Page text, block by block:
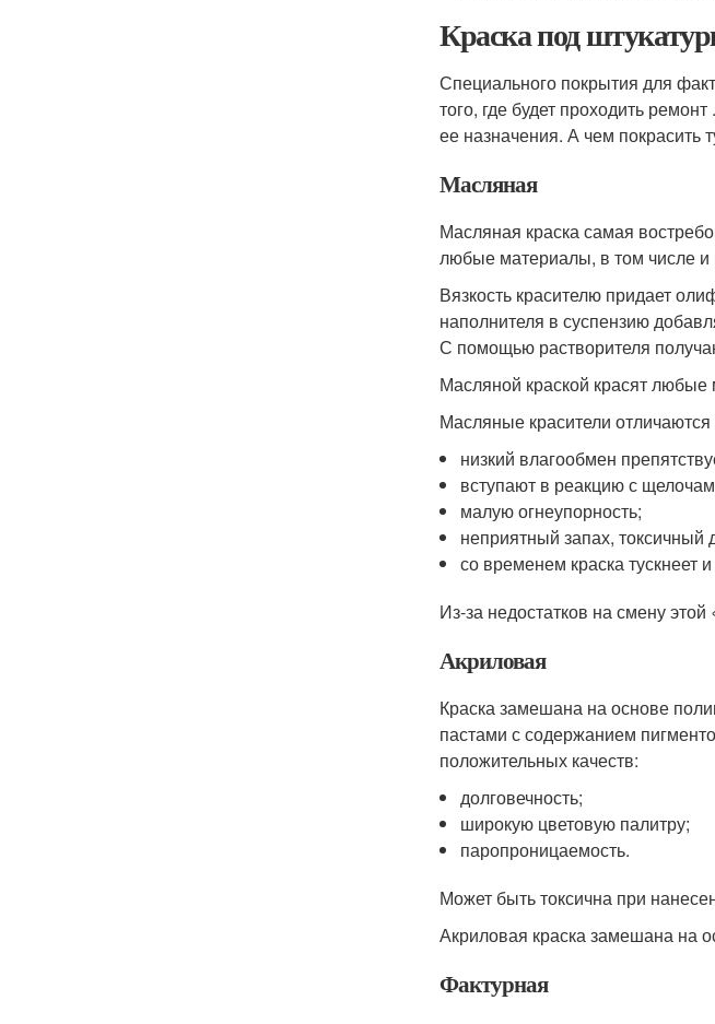
Краска под
Специального покрытия для
того, где будет проходить
ее назначения. А чем покрасить
Масляная
Масляная краска самая
любые материалы, в том числе и
Вязкость красителю придает
наполнителя в суспензию
С помощью растворителя
Масляной краской красят
Масляные красители
низкий влагообмен
вступают в реакцию с
малую огнеупорность;
неприятный запах, токсичный
со временем краска тускнеет и
Из-за недостатков на смену
Акриловая
Краска замешана на основе
пастами с содержанием
положительных качеств:
долговечность;
широкую цветовую палитру;
паропроницаемость.
Может быть токсична при
Акриловая краска замешана на
Фактурная